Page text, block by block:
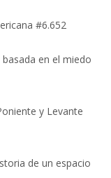
#6.652
en el miedo
y Levante
de un espacio